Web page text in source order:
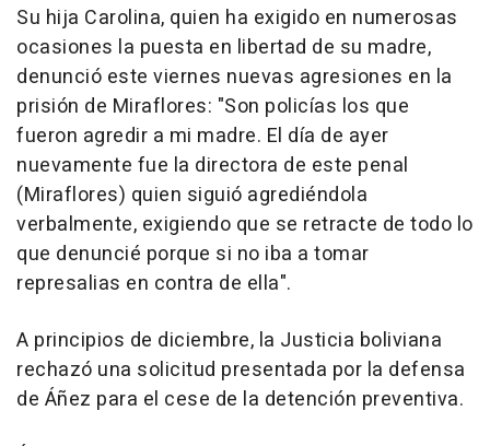
Su hija Carolina, quien ha exigido en numerosas
ocasiones la puesta en libertad de su madre,
denunció este viernes nuevas agresiones en la
prisión de Miraflores: "Son policías los que
fueron agredir a mi madre. El día de ayer
nuevamente fue la directora de este penal
(Miraflores) quien siguió agrediéndola
verbalmente, exigiendo que se retracte de todo lo
que denuncié porque si no iba a tomar
represalias en contra de ella".
A principios de diciembre, la Justicia boliviana
rechazó una solicitud presentada por la defensa
de Áñez para el cese de la detención preventiva.